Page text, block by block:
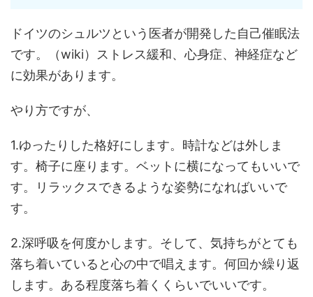
ドイツのシュルツという医者が開発した自己催眠法
です。（wiki）ストレス緩和、心身症、神経症など
に効果があります。
やり方ですが、
1.ゆったりした格好にします。時計などは外しま
す。椅子に座ります。ベットに横になってもいいで
す。リラックスできるような姿勢になればいいで
す。
2.深呼吸を何度かします。そして、気持ちがとても
落ち着いていると心の中で唱えます。何回か繰り返
します。ある程度落ち着くくらいでいいです。